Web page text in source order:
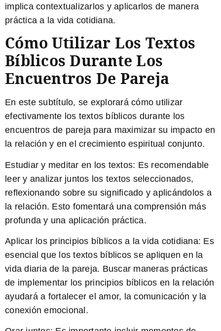
implica contextualizarlos y aplicarlos de manera
práctica a la vida cotidiana.
Cómo Utilizar Los Textos
Bíblicos Durante Los
Encuentros De Pareja
En este subtítulo, se explorará cómo utilizar
efectivamente los textos bíblicos durante los
encuentros de pareja para maximizar su impacto en
la relación y en el crecimiento espiritual conjunto.
Estudiar y meditar en los textos: Es recomendable
leer y analizar juntos los textos seleccionados,
reflexionando sobre su significado y aplicándolos a
la relación. Esto fomentará una comprensión más
profunda y una aplicación práctica.
Aplicar los principios bíblicos a la vida cotidiana: Es
esencial que los textos bíblicos se apliquen en la
vida diaria de la pareja. Buscar maneras prácticas
de implementar los principios bíblicos en la relación
ayudará a fortalecer el amor, la comunicación y la
conexión emocional.